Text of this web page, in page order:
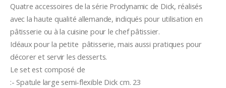
Quatre accessoires de la série Prodynamic de Dick, réalisés
avec la haute qualité allemande, indiqués pour utilisation en
pâtisserie ou à la cuisine pour le chef pâtissier.
Idéaux pour la petite  pâtisserie, mais aussi pratiques pour
décorer et servir les desserts.
Le set est composé de
:- Spatule large semi-flexible Dick cm. 23